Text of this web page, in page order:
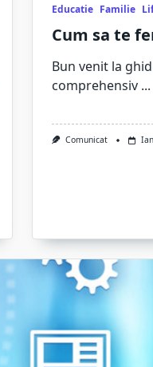
Educatie Familie
Cum sa te
Bun venit la
comprehensiv ...
Comunicat